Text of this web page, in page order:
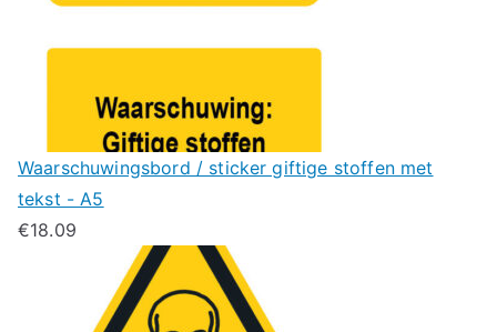
Waarschuwingsbord / sticker giftige stoffen met
tekst - A5
€18.09